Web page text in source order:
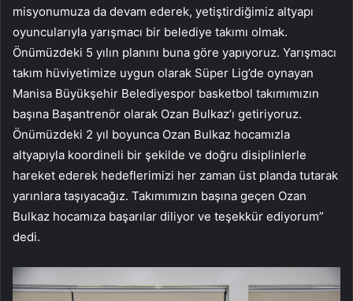
misyonumuza da devam ederek, yetiştirdiğimiz altyapı
oyuncularıyla yarışmacı bir belediye takımı olmak.
Önümüzdeki 5 yılın planını buna göre yapıyoruz. Yarışmacı
takım hüviyetimize uygun olarak Süper Lig’de oynayan
Manisa Büyükşehir Belediyespor basketbol takımımızın
başına Başantrenör olarak Ozan Bulkaz’ı getiriyoruz.
Önümüzdeki 2 yıl boyunca Ozan Bulkaz hocamızla
altyapıyla koordineli bir şekilde ve doğru disiplinlerle
hareket ederek hedeflerimizi her zaman üst planda tutarak
yarınlara taşıyacağız. Takımımızın başına geçen Ozan
Bulkaz hocamıza başarılar diliyor ve teşekkür ediyorum”
dedi.